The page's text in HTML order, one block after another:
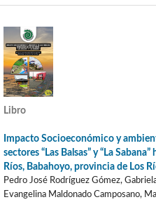
Libro
Impacto Socioeconómico y
sectores “Las Balsas” y “La
Ríos, Babahoyo, provincia de Los
Pedro José Rodríguez Gómez,
Evangelina Maldonado Camposano,